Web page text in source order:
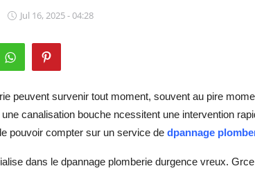
Jul 16, 2025 - 04:28
peuvent survenir tout moment, souvent au pire
canalisation bouche ncessitent une intervention
pouvoir compter sur un service de dpannage
dans le dpannage plomberie durgence vreux.